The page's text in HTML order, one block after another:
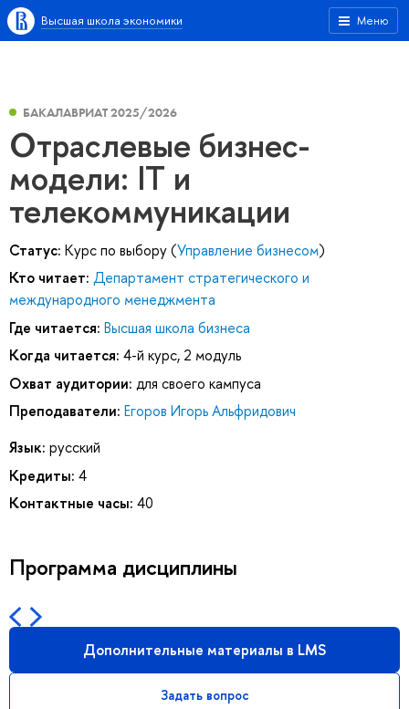
Меню
Высшая школа экономики
БАКАЛАВРИАТ 2025/2026
Отраслевые бизнес-
модели: IT и
телекоммуникации
Статус: Курс по выбору (Управление бизнесом)
Кто читает: Департамент стратегического и
международного менеджмента
Где читается: Высшая школа бизнеса
Когда читается: 4-й курс, 2 модуль
Охват аудитории: для своего кампуса
Преподаватели: Егоров Игорь Альфридович
Язык: русский
Кредиты: 4
Контактные часы: 40
Программа дисциплины
Дополнительные материалы в LMS
Задать вопрос